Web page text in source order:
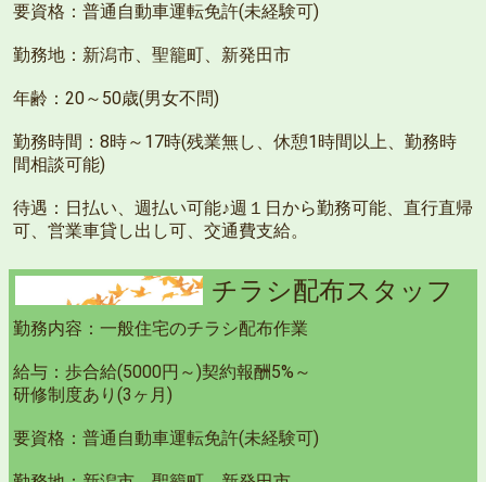
要資格：普通自動車運転免許(未経験可)
勤務地：新潟市、聖籠町、新発田市
年齢：20～50歳(男女不問)
勤務時間：8時～17時(残業無し、休憩1時間以上、勤務時
間相談可能)
待遇：日払い、週払い可能♪週１日から勤務可能、直行直帰
可、営業車貸し出し可、交通費支給。
チラシ配布スタッフ
勤務内容：一般住宅のチラシ配布作業
給与：歩合給(5000円～)契約報酬5%～
研修制度あり(3ヶ月)
要資格：普通自動車運転免許(未経験可)